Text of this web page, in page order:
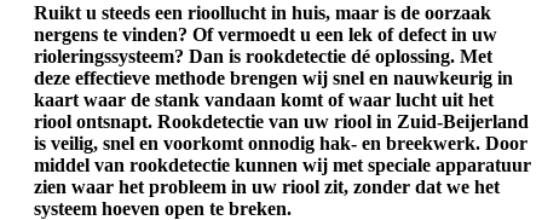
Ruikt u steeds een rioollucht in huis, maar is de oorzaak
nergens te vinden? Of vermoedt u een lek of defect in uw
rioleringssysteem? Dan is rookdetectie dé oplossing. Met
deze effectieve methode brengen wij snel en nauwkeurig in
kaart waar de stank vandaan komt of waar lucht uit het
riool ontsnapt. Rookdetectie van uw riool in Zuid-Beijerland
is veilig, snel en voorkomt onnodig hak- en breekwerk. Door
middel van rookdetectie kunnen wij met speciale apparatuur
zien waar het probleem in uw riool zit, zonder dat we het
systeem hoeven open te breken.